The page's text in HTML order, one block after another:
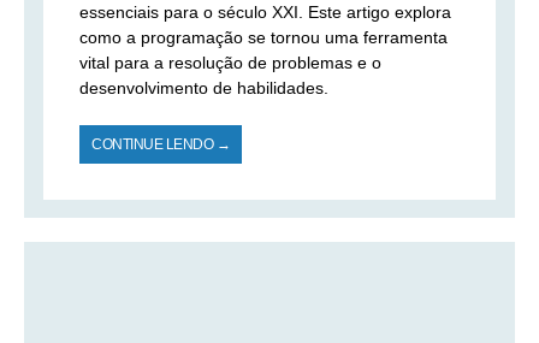
essenciais para o século XXI. Este artigo explora
como a programação se tornou uma ferramenta
vital para a resolução de problemas e o
desenvolvimento de habilidades.
CONTINUE LENDO →